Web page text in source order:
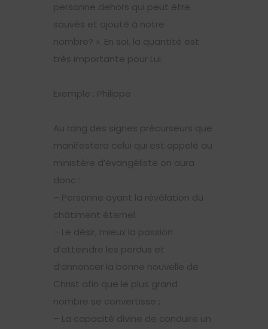
personne dehors qui peut être
sauvés et ajouté à notre
nombre? ». En soi, la quantité est
très importante pour Lui.
Exemple : Philippe
Au rang des signes précurseurs que
manifestera celui qui est appelé au
ministère d’évangéliste on aura
donc :
– Personne ayant la révélation du
châtiment éternel
– Le désir, mieux la passion
d’atteindre les perdus et
d’annoncer la bonne nouvelle de
Christ afin que le plus grand
nombre se convertisse ;
– La capacité divine de conduire un